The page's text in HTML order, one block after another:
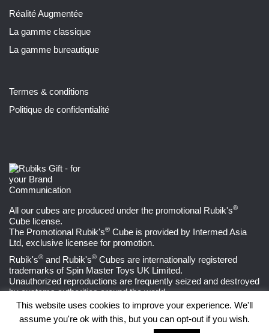
Réalité Augmentée
La gamme classique
La gamme bureautique
Termes & conditions
Politique de confidentialité
All our cubes are produced under the promotional Rubik's®
Cube license.
The Promotional Rubik's® Cube is provided by Intermed Asia
Ltd, exclusive licensee for promotion.
Rubik's® and Rubik's® Cubes are internationally registered
trademarks of Spin Master Toys UK Limited.
Unauthorized reproductions are frequently seized and destroyed
by customs authorities around the world.
This website uses cookies to improve your experience. We'll
assume you're ok with this, but you can opt-out if you wish.